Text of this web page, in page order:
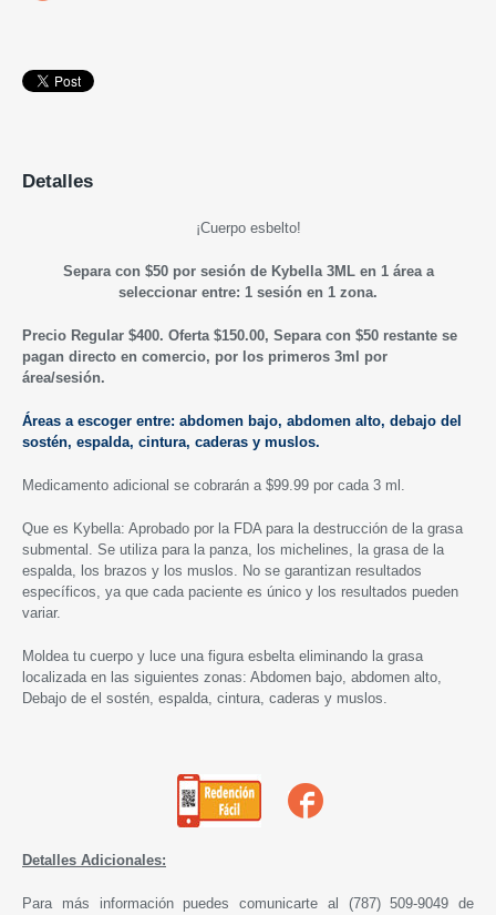
Detalles
¡Cuerpo esbelto!
Separa con $50 por sesión de Kybella 3ML en 1 área a
seleccionar entre: 1 sesión en 1 zona.
Precio Regular $400. Oferta $150.00, Separa con $50 restante se
pagan directo en comercio, por los primeros 3ml por
área/sesión.
Áreas a escoger entre: abdomen bajo, abdomen alto, debajo del
sostén, espalda, cintura, caderas y muslos.
Medicamento adicional se cobrarán a $99.99 por cada 3 ml.
Que es Kybella: Aprobado por la FDA para la destrucción de la grasa
submental. Se utiliza para la panza, los michelines, la grasa de la
espalda, los brazos y los muslos. No se garantizan resultados
específicos, ya que cada paciente es único y los resultados pueden
variar.
Moldea tu cuerpo y luce una figura esbelta eliminando la grasa
localizada en las siguientes zonas: Abdomen bajo, abdomen alto,
Debajo de el sostén, espalda, cintura, caderas y muslos.
Detalles Adicionales:
Para más información puedes comunicarte al (787) 509-9049 de